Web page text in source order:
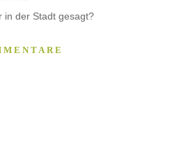
in der Stadt gesagt?